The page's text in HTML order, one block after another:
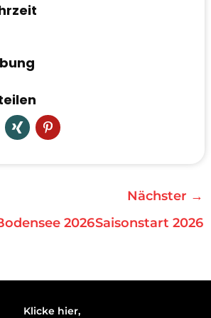
2026
Nächster →
Saisonstart 2026
Klicke hier,